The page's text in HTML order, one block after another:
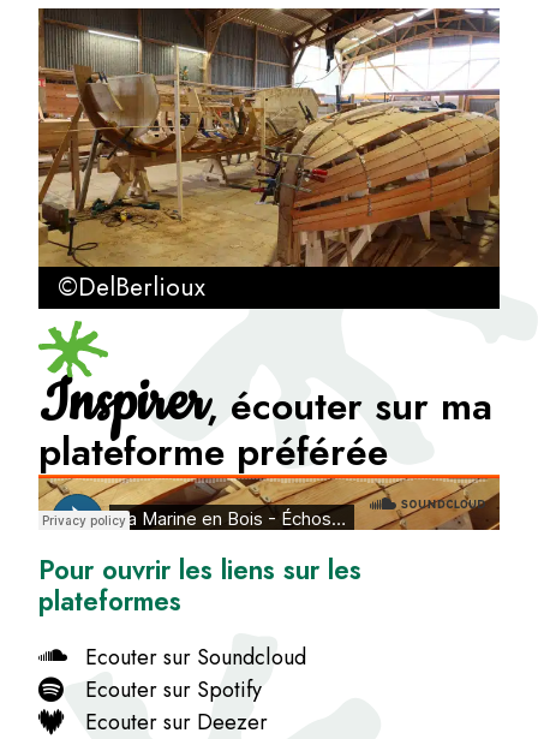
©DelBerlioux
Inspirer, écouter sur ma
plateforme préférée
Pour ouvrir les liens sur les
plateformes
Ecouter sur Soundcloud
Ecouter sur Spotify
Ecouter sur Deezer